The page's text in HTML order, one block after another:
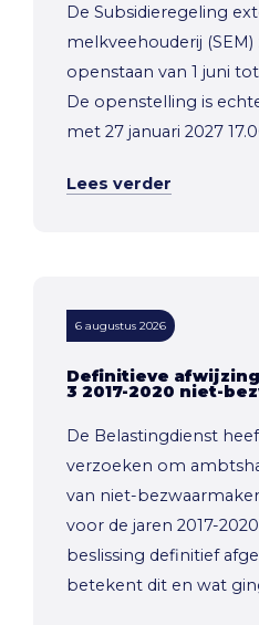
De Subsidieregeling
melkveehouderij
openstaan van 1 juni
De openstelling is
met 27 januari 2027
Lees verder
6 augustus 2026
Definitieve
3 2017-2020 niet-
De Belastingdienst
verzoeken om
van niet-
voor de jaren 2017-
beslissing definitief
betekent dit en wat